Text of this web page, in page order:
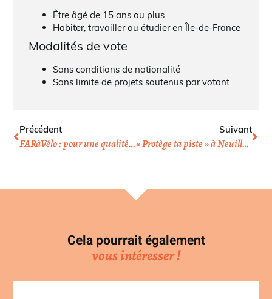
Être âgé de 15 ans ou plus
Habiter, travailler ou étudier en Île-de-France
Modalités de vote
Sans conditions de nationalité
Sans limite de projets soutenus par votant
Précédent
FARàVélo : pour une qualité de vie en banlieue
Suivant
« Protège ta piste » à Neuilly, un rappel pour les autorités locales
Cela pourrait également
vous intéresser !